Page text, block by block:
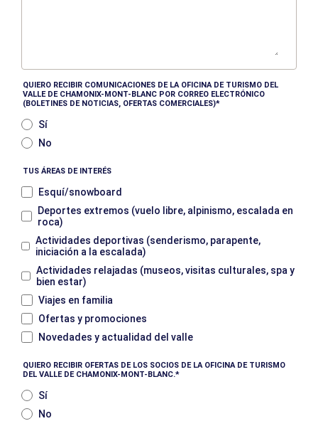
QUIERO RECIBIR COMUNICACIONES DE LA OFICINA DE TURISMO DEL
VALLE DE CHAMONIX-MONT-BLANC POR CORREO ELECTRÓNICO
(BOLETINES DE NOTICIAS, OFERTAS COMERCIALES)
Sí
No
TUS ÁREAS DE INTERÉS
Esquí/snowboard
Deportes extremos (vuelo libre, alpinismo, escalada en
roca)
Actividades deportivas (senderismo, parapente,
iniciación a la escalada)
Actividades relajadas (museos, visitas culturales, spa y
bien estar)
Viajes en familia
Ofertas y promociones
Novedades y actualidad del valle
QUIERO RECIBIR OFERTAS DE LOS SOCIOS DE LA OFICINA DE TURISMO
DEL VALLE DE CHAMONIX-MONT-BLANC.
Sí
No